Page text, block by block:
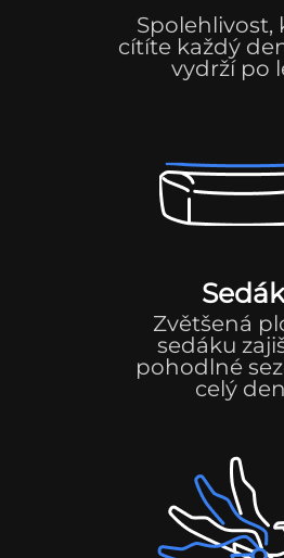
Spolehlivost,
cítíte každý
vydrží po
Sedák
Zvětšená
sedáku
pohodlné
celý